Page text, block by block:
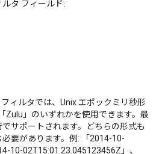
タ フィールド:
ィルタでは、Unix エポックミリ秒形
Zulu」のいずれかを使用できます。最
サポートされます。どちらの形式も
要があります。例: 「2014-10-
10-02T15:01:23.045123456Z」、